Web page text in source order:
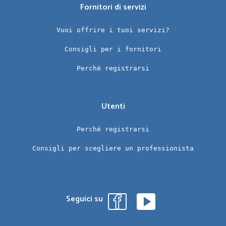
Fornitori di servizi
Vuoi offrire i tuoi servizi?
Consigli per i fornitori
Perché registrarsi
Utenti
Perché registrarsi
Consigli per scegliere un professionista
Seguici su